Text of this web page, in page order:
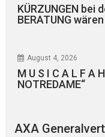
KÜRZUNGEN bei
BERATUNG
August 4, 2026
M U S I C A L F A
NOTREDAME“
AXA